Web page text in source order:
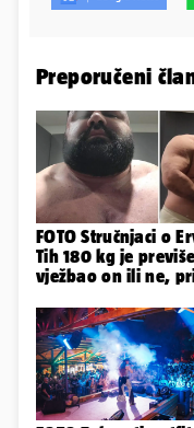
Preporučeni
FOTO Stručnjaci o
Tih 180 kg je
vježbao on ili ne,